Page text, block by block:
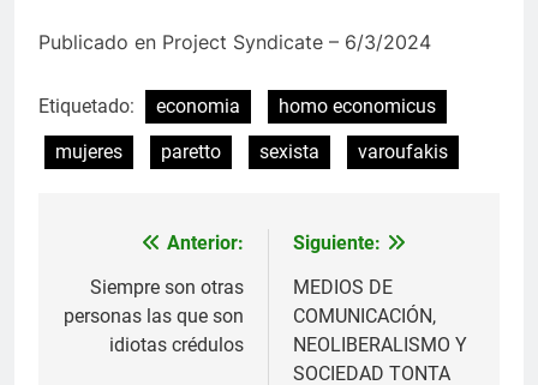
Publicado en Project Syndicate – 6/3/2024
Etiquetado: economia
homo economicus
mujeres
paretto sexista varoufakis
Navegación
de
entradas
Anterior:
Siempre son otras
personas las que son
idiotas crédulos
Siguiente:
MEDIOS DE
COMUNICACIÓN,
NEOLIBERALISMO Y
SOCIEDAD TONTA